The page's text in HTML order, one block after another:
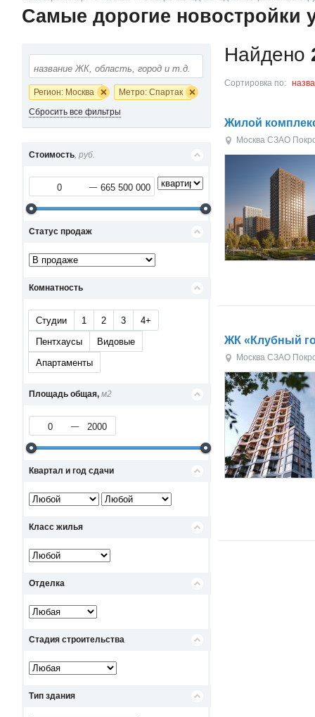
Самые дорогие новостройки
Регион: Москва
Метро: Спартак
Сбросить все фильтры
Стоимость, руб.
Статус продаж
Комнатность
Студии 1 2 3
4+
Пентхаусы
Видовые
Апартаменты
Площадь общая, м2
Квартал и год сдачи
Класс жилья
Отделка
Стадия строительства
Тип здания
Найдено
Сортировка по:
Жилой
Москва СЗАО
ЖК «Клубный
Москва СЗАО